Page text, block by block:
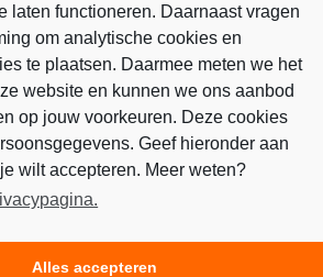
laten functioneren. Daarnaast vragen
om analytische cookies en
te plaatsen. Daarmee meten we het
website en kunnen we ons aanbod
op jouw voorkeuren. Deze cookies
Geef hieronder aan
wilt accepteren. Meer weten?
Alles accepteren